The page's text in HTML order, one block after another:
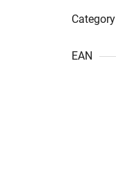
Category
EAN